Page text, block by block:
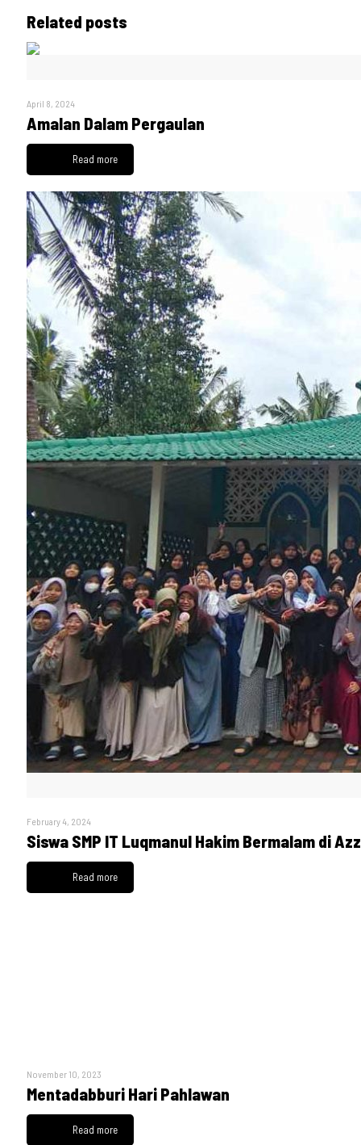
Related posts
April 8, 2024
Amalan Dalam Pergaulan
Read more
February 4, 2024
Siswa SMP IT Luqmanul Hakim Bermalam di
Read more
November 10, 2023
Mentadabburi Hari Pahlawan
Read more